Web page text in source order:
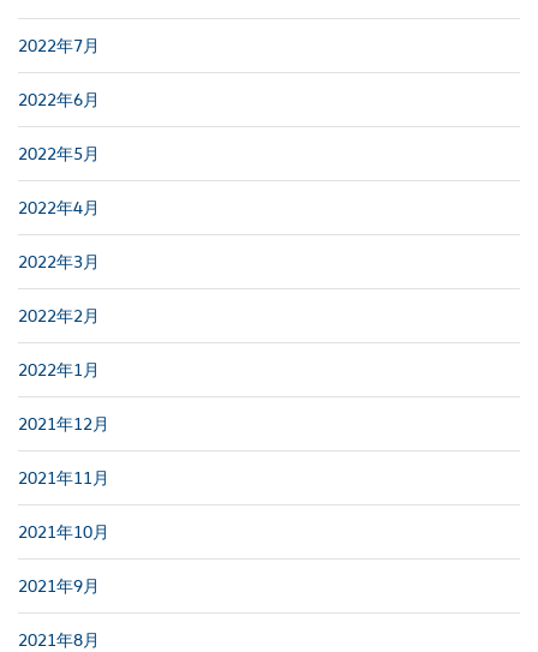
2022年7月
2022年6月
2022年5月
2022年4月
2022年3月
2022年2月
2022年1月
2021年12月
2021年11月
2021年10月
2021年9月
2021年8月